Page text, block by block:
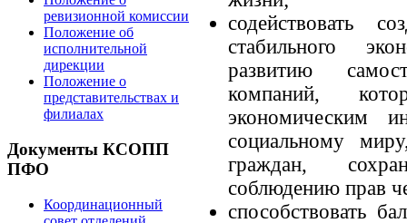
ревизионной комиссии
Положение об
исполнительной
дирекции
Положение о
представительствах и
филиалах
Документы КСОПП
ПФО
Координационный
содействовать
стабильного
развитию
компаний,
экономическим
социальному
граждан,
соблюдению прав
способствовать